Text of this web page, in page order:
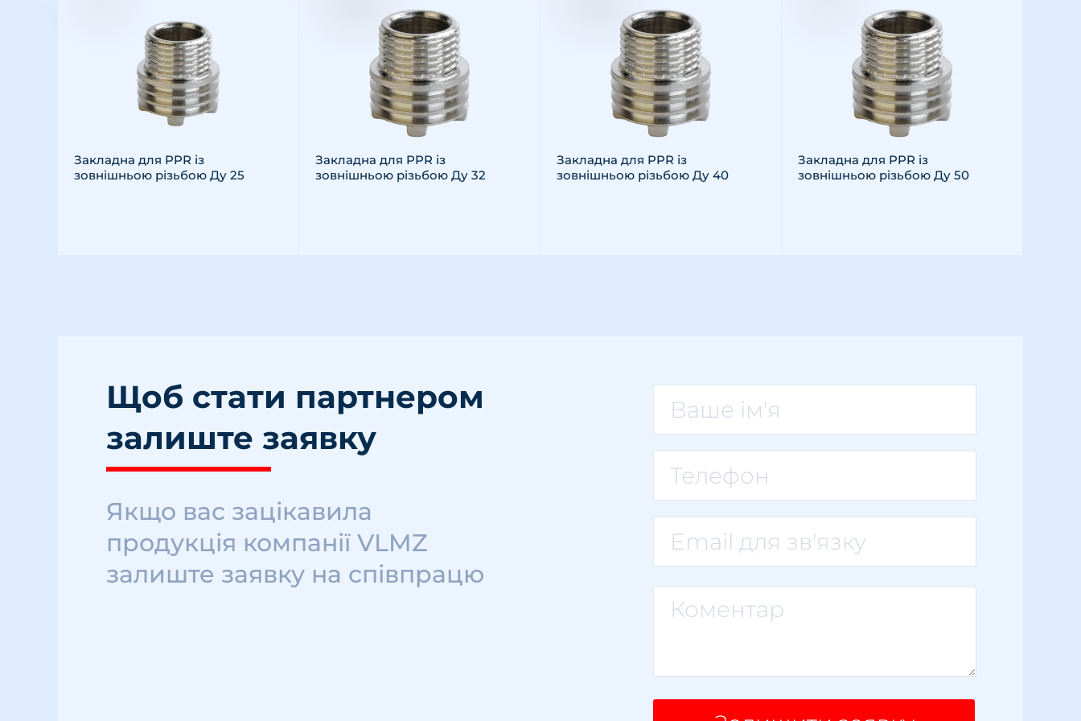
Закладна для PPR із
зовнішньою різьбою Ду 25
Закладна для PPR із
зовнішньою різьбою Ду 32
Закладна для PPR із
зовнішньою різьбою Ду 40
Закладна для PPR із
зовнішньою різьбою Ду 50
Щоб стати партнером
залиште заявку
Якщо вас зацікавила
продукція компанії VLMZ
залиште заявку на співпрацю